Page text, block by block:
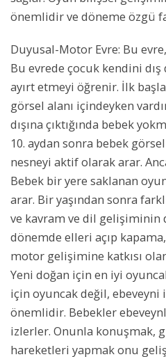
önemlidir ve döneme özgü
Duyusal-Motor Evre: Bu
Bu evrede çocuk kendini
ayırt etmeyi öğrenir. İlk
görsel alanı içindeyken
dışına çıktığında bebek
10. aydan sonra bebek görsel
nesneyi aktif olarak arar.
Bebek bir yere saklanan
arar. Bir yaşından sonra
ve kavram ve dil gelişiminin
dönemde elleri açıp
motor gelişimine katkısı
Yeni doğan için en iyi
için oyuncak değil, ebeveyni
önemlidir. Bebekler
izlerler. Onunla konuşmak,
hareketleri yapmak onu